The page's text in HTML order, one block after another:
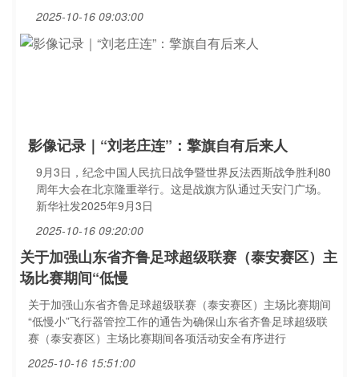
2025-10-16 09:03:00
影像记录｜“刘老庄连”：擎旗自有后来人
9月3日，纪念中国人民抗日战争暨世界反法西斯战争胜利80
周年大会在北京隆重举行。这是战旗方队通过天安门广场。
新华社发2025年9月3日
2025-10-16 09:20:00
关于加强山东省齐鲁足球超级联赛（泰安赛区）主
场比赛期间“低慢
关于加强山东省齐鲁足球超级联赛（泰安赛区）主场比赛期间
“低慢小”飞行器管控工作的通告为确保山东省齐鲁足球超级联
赛（泰安赛区）主场比赛期间各项活动安全有序进行
2025-10-16 15:51:00